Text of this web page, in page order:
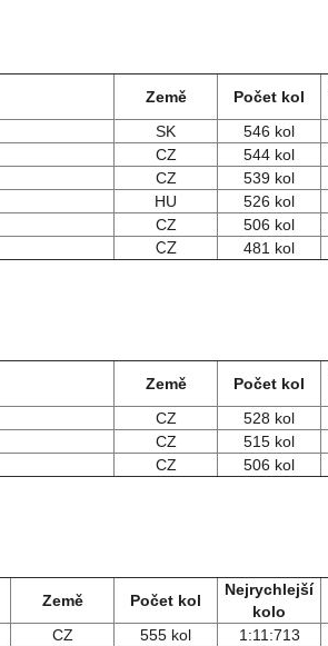
Země Počet kol
SK 546 kol
CZ 544 kol
CZ 539 kol
HU 526 kol
CZ 506 kol
CZ 481 kol
Země Počet kol
CZ 528 kol
CZ 515 kol
CZ 506 kol
Země Počet kol
Nejrychlejší
kolo
CZ 555 kol 1:11:713